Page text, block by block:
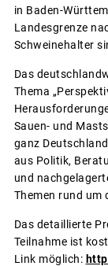
in Baden-
Landesgrenze
Schweinehalter
Das
Thema
Sauen- und
ganz
aus Politik,
und
Themen rund
Das detaillierte
Teilnahme ist
Link möglich: